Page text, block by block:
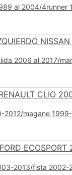
al 2004/4runner
2006 al 2017/
2012/magane
2013/fista 2002-